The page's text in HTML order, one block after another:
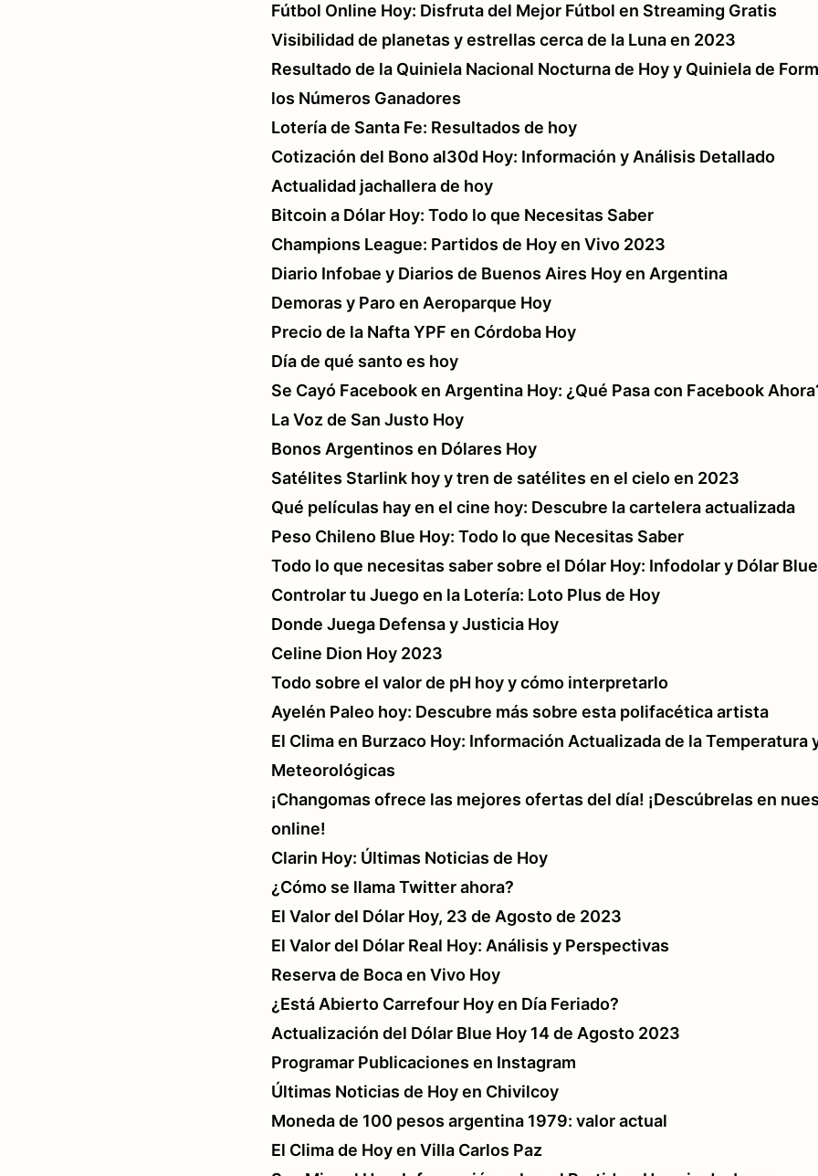
Fútbol Online Hoy: Disfruta del Mejor Fútbol en Streaming Gratis
Visibilidad de planetas y estrellas cerca de la Luna en 2023
Resultado de la Quiniela Nacional Nocturna de Hoy y Quiniela de
los Números Ganadores
Lotería de Santa Fe: Resultados de hoy
Cotización del Bono al30d Hoy: Información y Análisis Detallado
Actualidad jachallera de hoy
Bitcoin a Dólar Hoy: Todo lo que Necesitas Saber
Champions League: Partidos de Hoy en Vivo 2023
Diario Infobae y Diarios de Buenos Aires Hoy en Argentina
Demoras y Paro en Aeroparque Hoy
Precio de la Nafta YPF en Córdoba Hoy
Día de qué santo es hoy
Se Cayó Facebook en Argentina Hoy: ¿Qué Pasa con Facebook
La Voz de San Justo Hoy
Bonos Argentinos en Dólares Hoy
Satélites Starlink hoy y tren de satélites en el cielo en 2023
Qué películas hay en el cine hoy: Descubre la cartelera actualizada
Peso Chileno Blue Hoy: Todo lo que Necesitas Saber
Todo lo que necesitas saber sobre el Dólar Hoy: Infodolar y Dólar Blue
Controlar tu Juego en la Lotería: Loto Plus de Hoy
Donde Juega Defensa y Justicia Hoy
Celine Dion Hoy 2023
Todo sobre el valor de pH hoy y cómo interpretarlo
Ayelén Paleo hoy: Descubre más sobre esta polifacética artista
El Clima en Burzaco Hoy: Información Actualizada de la Temperatura
Meteorológicas
¡Changomas ofrece las mejores ofertas del día! ¡Descúbrelas en
online!
Clarin Hoy: Últimas Noticias de Hoy
¿Cómo se llama Twitter ahora?
El Valor del Dólar Hoy, 23 de Agosto de 2023
El Valor del Dólar Real Hoy: Análisis y Perspectivas
Reserva de Boca en Vivo Hoy
¿Está Abierto Carrefour Hoy en Día Feriado?
Actualización del Dólar Blue Hoy 14 de Agosto 2023
Programar Publicaciones en Instagram
Últimas Noticias de Hoy en Chivilcoy
Moneda de 100 pesos argentina 1979: valor actual
El Clima de Hoy en Villa Carlos Paz